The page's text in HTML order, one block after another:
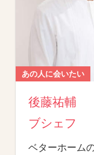
あの人に会いたい
後藤祐輔
ブシェフ
ベターホーム